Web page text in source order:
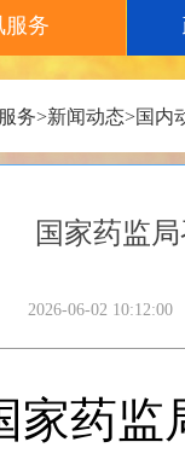
服务
务>新闻动态>国内
国家药监
2026-06-02
家药